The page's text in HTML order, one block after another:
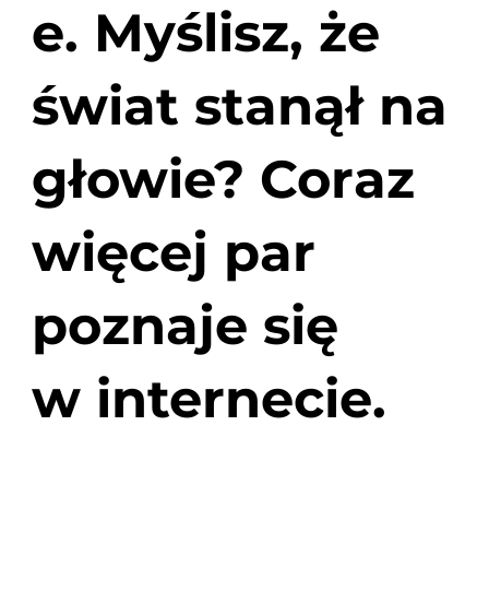
e. Myślisz, że
świat stanął na
głowie? Coraz
więcej par
poznaje się
w internecie.